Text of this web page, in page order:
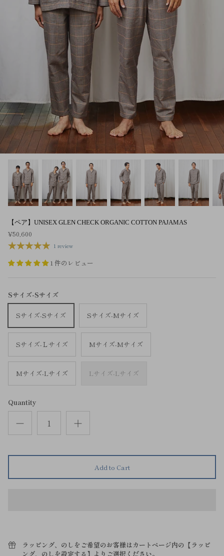
【ペア】UNISEX GLEN CHECK ORGANIC COTTON PAJAMAS
¥50,600
1 review
1 件のレビュー
Sサイズ-Sサイズ
Sサイズ-Sサイズ Sサイズ-Mサイズ
Sサイズ-Ｌサイズ Mサイズ-Mサイズ
Mサイズ-Lサイズ Lサイズ-Lサイズ
Quantity
Add to Cart
ラッピング、のしをご希望のお客様はカートページ内の【ラッピ
ング、のしを設定する】よりご選択ください。